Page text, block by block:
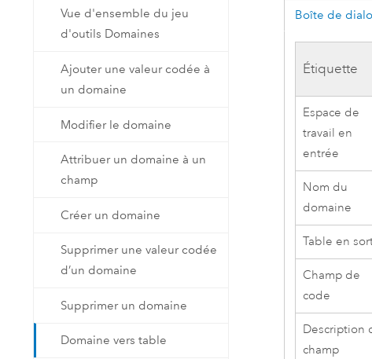
Vue d'ensemble du jeu
d'outils Domaines
Ajouter une valeur codée à
un domaine
Modifier le domaine
Attribuer un domaine à un
champ
Créer un domaine
Supprimer une valeur codée
d’un domaine
Supprimer un domaine
Domaine vers table
Boîte de
Étiquette
Espace de
travail en
entrée
Nom du
domaine
Table en
Champ de
code
Description
champ